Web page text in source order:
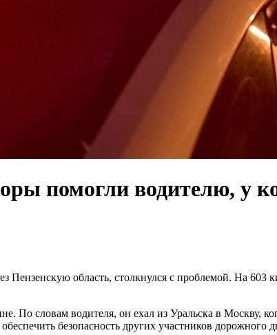
помогли водителю, у
Пензенскую область, столкнулся с проблемой. На
словам водителя, он ехал из Уральска в Москву,
безопасность других участников